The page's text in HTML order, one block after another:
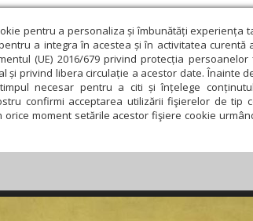
pentru a personaliza și îmbunătăți experiența
a integra în acestea și în activitatea curentă
(UE) 2016/679 privind protecția
și privind libera circulație a acestor date. Înainte
necesar pentru a citi și înțelege
confirmi acceptarea utilizării fişierelor de tip
orice moment setările acestor fişiere cookie